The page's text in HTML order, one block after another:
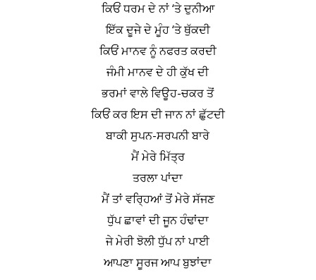
ਕਿਓਂ ਧਰਮ ਦੇ ਨਾਂ ‘ਤੇ ਦੁਨੀਆ
ਇੱਕ ਦੂਜੇ ਦੇ ਮੂੰਹ ‘ਤੇ ਥੁੱਕਦੀ
ਕਿਓਂ ਮਾਨਵ ਨੂੰ ਨਫਰਤ ਕਰਦੀ
ਜੰਮੀ ਮਾਨਵ ਦੇ ਹੀ ਕੁੱਖ ਦੀ
ਭਰਮਾਂ ਵਾਲੇ ਵਿਊਹ-ਚਕਰ ਤੋਂ
ਕਿਓਂ ਕਰ ਇਸ ਦੀ ਜਾਨ ਨਾਂ ਛੁੱਟਦੀ
ਬਾਕੀ ਸੁਪਨ-ਸਰਪਨੀ ਬਾਰੇ
ਮੈਂ ਮੇਰੇ ਮਿੱਤ੍ਰ
ਤਰਲਾ ਪਾਂਦਾ
ਮੈਂ ਤਾਂ ਵਰ੍ਹਿਆਂ ਤੋਂ ਮੇਰੇ ਸੱਜਣ
ਧੁੱਪ ਛਾਵਾਂ ਦੀ ਜੂਨ ਹੰਢਾਂਦਾ
ਜੇ ਮੇਰੀ ਝੋਲੀ ਧੁੱਪ ਨਾਂ ਪਾਈ
ਆਪਣਾ ਸੂਰਜ ਆਪ ਬੁਝਾਂਦਾ